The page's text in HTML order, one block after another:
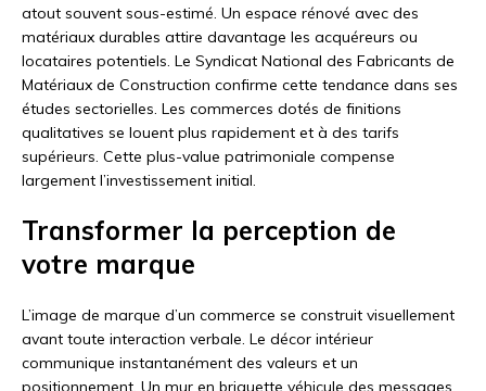
atout souvent sous-estimé. Un espace rénové avec des
matériaux durables attire davantage les acquéreurs ou
locataires potentiels. Le Syndicat National des Fabricants de
Matériaux de Construction confirme cette tendance dans ses
études sectorielles. Les commerces dotés de finitions
qualitatives se louent plus rapidement et à des tarifs
supérieurs. Cette plus-value patrimoniale compense
largement l’investissement initial.
Transformer la perception de
votre marque
L’image de marque d’un commerce se construit visuellement
avant toute interaction verbale. Le décor intérieur
communique instantanément des valeurs et un
positionnement. Un mur en briquette véhicule des messages